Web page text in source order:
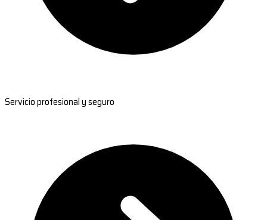
Servicio profesional y seguro